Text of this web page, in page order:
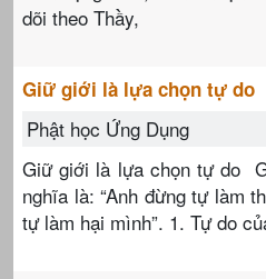
dõi theo Thầy,
Giữ giới là lựa chọn tự do
Phật học Ứng Dụng
Giữ giới là lựa chọn tự do
nghĩa là: “Anh đừng tự làm
tự làm hại mình”. 1. Tự do